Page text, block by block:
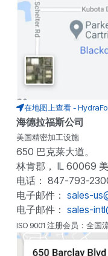
在地图上查看 -
海德拉福斯公司
美国精密加工设施
650 巴克莱大道。
林肯郡， IL 60069
电话： 847-793-
电子邮件： sales-
电子邮件： sales-
ISO 9001 注册会员：全国